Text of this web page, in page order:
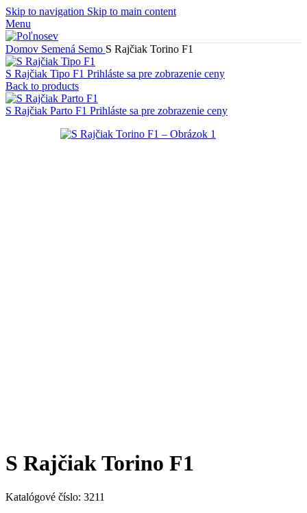
Skip to navigation Skip to main content
Menu
Domov Semená Semo S Rajčiak Torino F1
S Rajčiak Tipo F1 Prihláste sa pre zobrazenie ceny
Back to products
S Rajčiak Parto F1 Prihláste sa pre zobrazenie ceny
S Rajčiak Torino F1
Katalógové číslo: 3211